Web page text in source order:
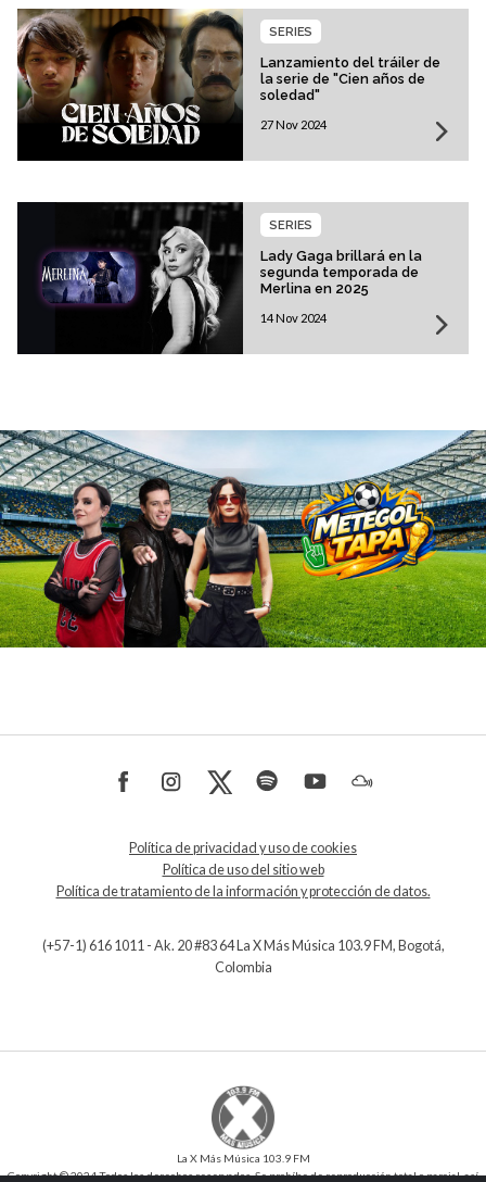
Lanzamiento del tráiler de
la serie de "Cien años de
soledad"
SERIES
27 Nov 2024
Lady Gaga brillará en la
segunda temporada de
Merlina en 2025
SERIES
14 Nov 2024
Política de privacidad y uso de cookies
Política de uso del sitio web
Política de tratamiento de la información y protección de datos.
(+57-1) 616 1011 - Ak. 20 #83 64 La X Más Música 103.9 FM, Bogotá,
Colombia
La X Más Música 103.9 FM
Copyright © 2024 Todos los derechos reservados. Se prohíbe de reproducción total o parcial, así